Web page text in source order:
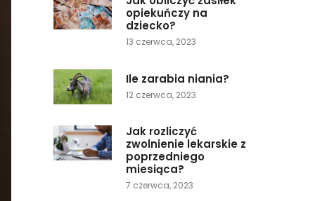
opiekuńczy na
dziecko?
13 czerwca, 2023
Ile zarabia niania?
12 czerwca, 2023
Jak rozliczyć
zwolnienie lekarskie z
poprzedniego
miesiąca?
7 czerwca, 2023